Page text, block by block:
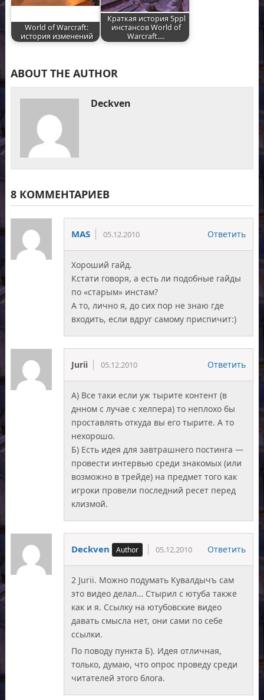
World of Warcraft:
история изменений
Краткая история 5ppl
инстансов World of
Warcraft.…
ABOUT THE AUTHOR
Deckven
8 КОММЕНТАРИЕВ
MAS 05.12.2010 Ответить
Хороший гайд.
Кстати говоря, а есть ли подобные гайды
по «старым» инстам?
А то, лично я, до сих пор не знаю где
входить, если вдруг самому приспичит:)
Jurii 05.12.2010 Ответить
А) Все таки если уж тырите контент (в
днном с лучае с хелпера) то неплохо бы
проставлять откуда вы его тырите. А то
нехорошо.
Б) Есть идея для завтрашнего постинга —
провести интервью среди знакомых (или
возможно в трейде) на предмет того как
игроки провели последний ресет перед
клизмой.
Deckven 05.12.2010 Ответить
2 Jurii. Можно подумать Кувалдычъ сам
это видео делал… Стырил с ютуба также
как и я. Ссылку на ютубовские видео
давать смысла нет, они сами по себе
ссылки.
По поводу пункта Б). Идея отличная,
только, думаю, что опрос проведу среди
читателей этого блога.